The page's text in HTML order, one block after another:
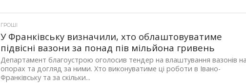
ГРОШІ
У Франківську визначили, хто облаштовуватиме
підвісні вазони за понад пів мільйона гривень
Департамент благоустрою оголосив тендер на влаштування вазонів на
опорах та догляд за ними. Хто виконуватиме ці роботи в Івано-
Франківську та за скільки...